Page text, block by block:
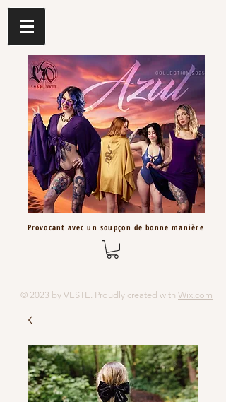
Provocant avec un soupçon de bonne manière
© 2023 by VESTE. Proudly created with Wix.com